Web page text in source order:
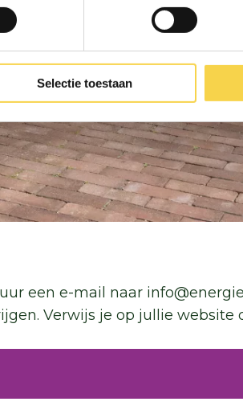
Selectie toestaan
een e-mail naar
Verwijs je op jullie website